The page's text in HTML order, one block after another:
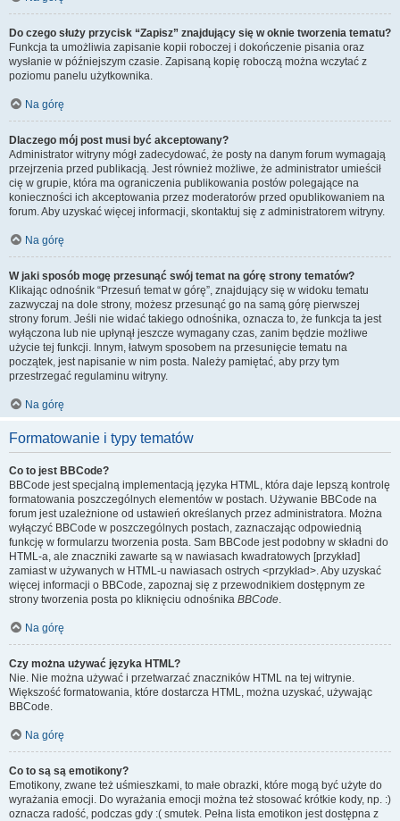
Do czego służy przycisk “Zapisz” znajdujący się w oknie tworzenia tematu?
Funkcja ta umożliwia zapisanie kopii roboczej i dokończenie pisania oraz
wysłanie w późniejszym czasie. Zapisaną kopię roboczą można wczytać z
poziomu panelu użytkownika.
Na górę
Dlaczego mój post musi być akceptowany?
Administrator witryny mógł zadecydować, że posty na danym forum wymagają
przejrzenia przed publikacją. Jest również możliwe, że administrator umieścił
cię w grupie, która ma ograniczenia publikowania postów polegające na
konieczności ich akceptowania przez moderatorów przed opublikowaniem na
forum. Aby uzyskać więcej informacji, skontaktuj się z administratorem witryny.
Na górę
W jaki sposób mogę przesunąć swój temat na górę strony tematów?
Klikając odnośnik “Przesuń temat w górę”, znajdujący się w widoku tematu
zazwyczaj na dole strony, możesz przesunąć go na samą górę pierwszej
strony forum. Jeśli nie widać takiego odnośnika, oznacza to, że funkcja ta jest
wyłączona lub nie upłynął jeszcze wymagany czas, zanim będzie możliwe
użycie tej funkcji. Innym, łatwym sposobem na przesunięcie tematu na
początek, jest napisanie w nim posta. Należy pamiętać, aby przy tym
przestrzegać regulaminu witryny.
Na górę
Formatowanie i typy tematów
Co to jest BBCode?
BBCode jest specjalną implementacją języka HTML, która daje lepszą kontrolę
formatowania poszczególnych elementów w postach. Używanie BBCode na
forum jest uzależnione od ustawień określanych przez administratora. Można
wyłączyć BBCode w poszczególnych postach, zaznaczając odpowiednią
funkcję w formularzu tworzenia posta. Sam BBCode jest podobny w składni do
HTML-a, ale znaczniki zawarte są w nawiasach kwadratowych [przykład]
zamiast w używanych w HTML-u nawiasach ostrych <przykład>. Aby uzyskać
więcej informacji o BBCode, zapoznaj się z przewodnikiem dostępnym ze
strony tworzenia posta po kliknięciu odnośnika BBCode.
Na górę
Czy można używać języka HTML?
Nie. Nie można używać i przetwarzać znaczników HTML na tej witrynie.
Większość formatowania, które dostarcza HTML, można uzyskać, używając
BBCode.
Na górę
Co to są są emotikony?
Emotikony, zwane też uśmieszkami, to małe obrazki, które mogą być użyte do
wyrażania emocji. Do wyrażania emocji można też stosować krótkie kody, np. :)
oznacza radość, podczas gdy :( smutek. Pełna lista emotikon jest dostępna z